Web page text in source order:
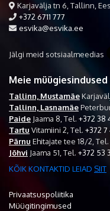
Karjavälja tn 6, Tallinn,
+372 6711 777
esvika@esvika.ee
Jälgi meid sotsiaalmeedias
Meie müügiesindused
Tallinn, Mustamäe
Tallinn, Lasnamäe
Paide Jaama 8, Tel. +372 38
Tartu Vitamiini 2, Tel. +372 7
Pärnu Ehitajate tee 18/2, Tel.
Jõhvi Jaama 51, Tel. +372 53
KÕIK KONTAKTID LEIAD SIIT
Privaatsuspoliitika
Müügitingimused